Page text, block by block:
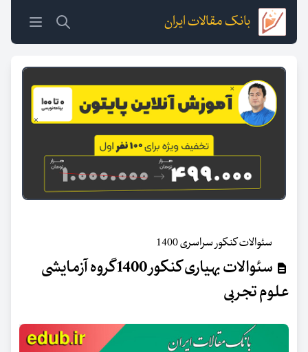
بانک مقالات ایران
سئوالات کنکور سراسری 1400
سئوالات بهیاری کنکور 1400 گروه آزمایشی
علوم تجربی